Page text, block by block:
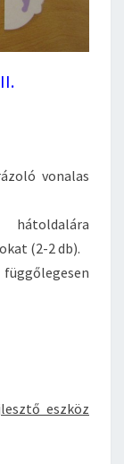
vonalas
(2-2 db).
eszköz